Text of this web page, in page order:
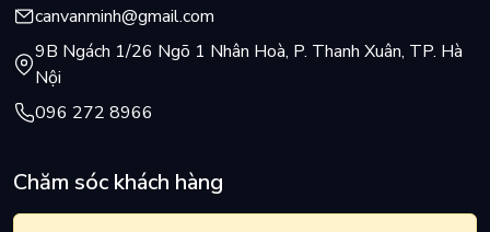
canvanminh@gmail.com
9B Ngách 1/26 Ngõ 1 Nhân Hoà, P. Thanh Xuân, TP. Hà
Nội
096 272 8966
Chăm sóc khách hàng